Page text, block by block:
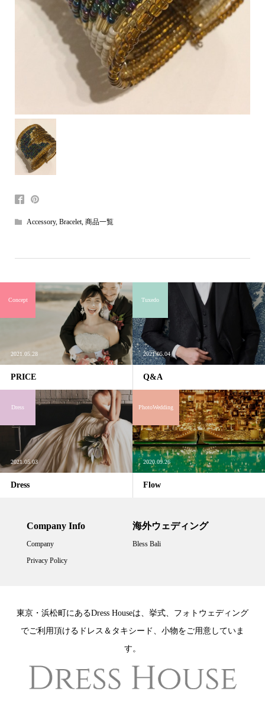
Accessory, Bracelet, 商品一覧
2021.05.28
PRICE
Concept
2021.05.04
Q&A
Tuxedo
2021.05.03
Dress
Dress
2020.09.26
Flow
PhotoWedding
Company Info
Company
Privacy Policy
海外ウェディング
Bless Bali
東京・浜松町にあるDress Houseは、挙式、フォトウェディング
でご利用頂けるドレス＆タキシード、小物をご用意していま
す。